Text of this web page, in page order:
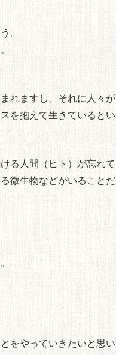
。
れますし、それに人々が
を抱えて生きているとい
る人間（ヒト）が忘れて
微生物などがいることだ
をやっていきたいと思い